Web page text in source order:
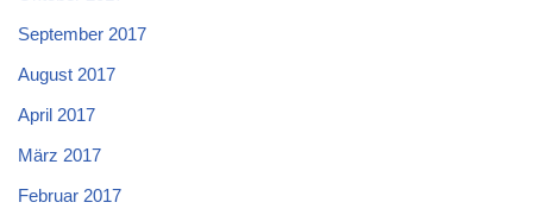
September 2017
August 2017
April 2017
März 2017
Februar 2017